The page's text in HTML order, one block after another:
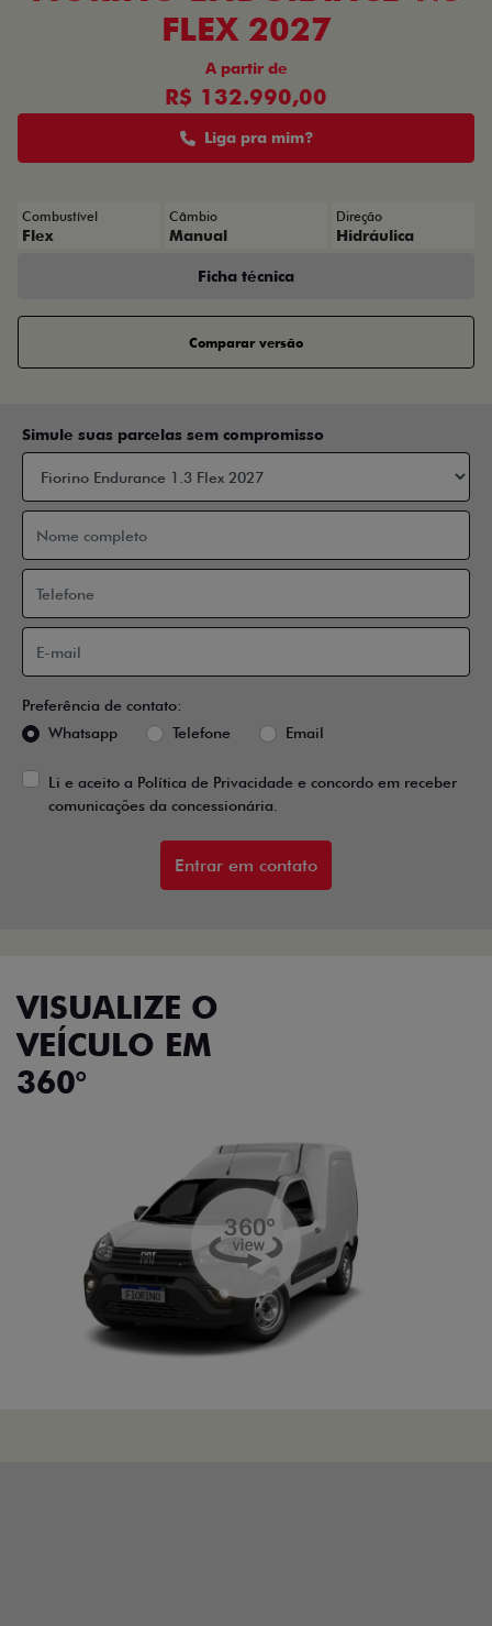
FLEX 2027
A partir de
R$ 132.990,00
Liga pra mim?
Combustível
Flex
Câmbio
Manual
Direção
Hidráulica
Ficha técnica
Comparar versão
Simule suas parcelas sem compromisso
Preferência de contato:
Whatsapp
Telefone Email
Li e aceito a Política de Privacidade e concordo em receber
comunicações da concessionária.
Entrar em contato
VISUALIZE O
VEÍCULO EM
360°